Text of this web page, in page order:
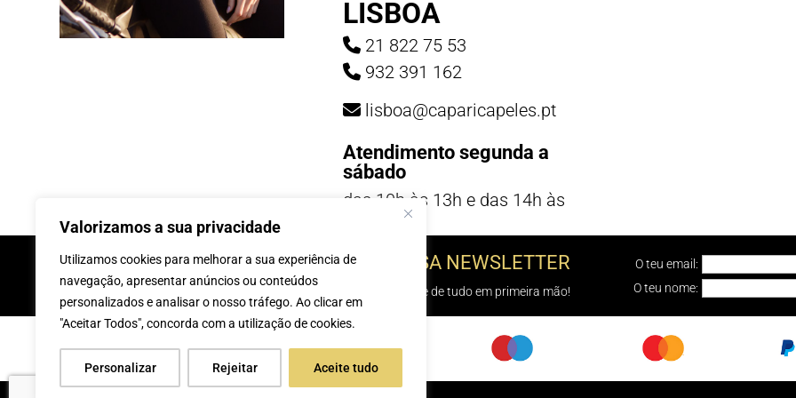
Valorizamos a sua privacidade
Utilizamos cookies para melhorar a sua experiência de
navegação, apresentar anúncios ou conteúdos
personalizados e analisar o nosso tráfego. Ao clicar em
"Aceitar Todos", concorda com a utilização de cookies.
Personalizar Rejeitar Aceite tudo
LISBOA
21 822 75 53
932 391 162
lisboa@caparicapeles.pt
Atendimento segunda a
sábado
das 10h às 13h e das 14h às
INSCREVE-TE Á NOSSA NEWSLETTER
e sabe de tudo em primeira mão!
O teu email:
O teu nome: